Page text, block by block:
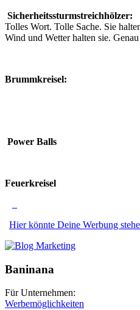
Sicherheitssturmstreichhölzer:
Tolles Wort. Tolle Sache. Sie
Wind und Wetter halten sie.
Brummkreisel:
Power Balls
Feuerkreisel
Hier könnte Deine Werbung
Baninana
Für Unternehmen:
Werbemöglichkeiten